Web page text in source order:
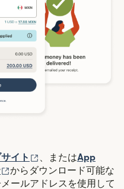
イト （別ウィンドウで
、またはApp
で開きます）
（別ウィンドウで開きま
からダウンロード可能な
ールアドレスを使用して